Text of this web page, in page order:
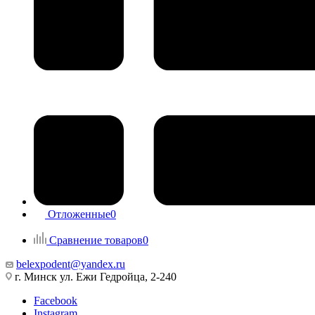
Отложенные0
Сравнение товаров0
belexpodent@yandex.ru
г. Минск ул. Ежи Гедройца, 2-240
Facebook